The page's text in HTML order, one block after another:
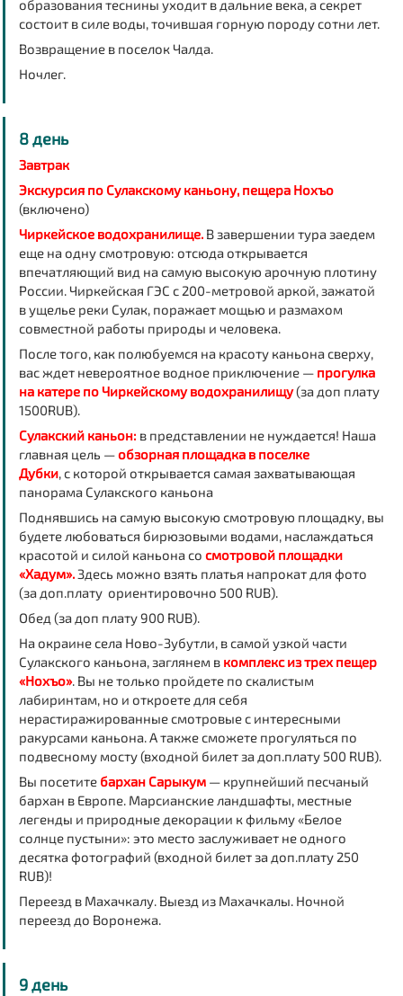
образования теснины уходит в дальние века, а секрет
состоит в силе воды, точившая горную породу сотни лет.
Возвращение в поселок Чалда.
Ночлег.
8 день
Завтрак
Экскурсия по Сулакскому каньону, пещера Нохъо
(включено)
Чиркейское водохранилище. В завершении тура заедем
еще на одну смотровую: отсюда открывается
впечатляющий вид на самую высокую арочную плотину
России. Чиркейская ГЭС с 200-метровой аркой, зажатой
в ущелье реки Сулак, поражает мощью и размахом
совместной работы природы и человека.
После того, как полюбуемся на красоту каньона сверху,
вас ждет невероятное водное приключение — прогулка
на катере по Чиркейскому водохранилищу(за доп плату
1500RUB).
Сулакский каньон: в представлении не нуждается! Наша
главная цель —обзорная площадка в поселке
Дубки,с которой открывается самая захватывающая
панорама Сулакского каньона
Поднявшись на самую высокую смотровую площадку, вы
будете любоваться бирюзовыми водами, наслаждаться
красотой и силой каньона со смотровой площадки
«Хадум». Здесь можно взять платья напрокат для фото
(за доп.плату ориентировочно 500 RUB).
Обед (за доп плату 900 RUB).
На окраине села Ново-Зубутли, в самой узкой части
Сулакского каньона, заглянем в комплекс из трех пещер
«Нохъо».Вы не только пройдете по скалистым
лабиринтам, но и откроете для себя
нерастиражированные смотровые с интересными
ракурсами каньона. А также сможете прогуляться по
подвесному мосту (входной билет за доп.плату 500 RUB).
Вы посетитебархан Сарыкум — крупнейший песчаный
бархан в Европе. Марсианские ландшафты, местные
легенды и природные декорации к фильму «Белое
солнце пустыни»: это место заслуживает не одного
десятка фотографий (входной билет за доп.плату 250
RUB)!
Переезд в Махачкалу. Выезд из Махачкалы. Ночной
переезд до Воронежа.
9 день